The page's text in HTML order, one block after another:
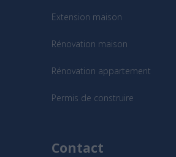
Extension maison
Rénovation maison
Rénovation appartement
Permis de construire
Contact